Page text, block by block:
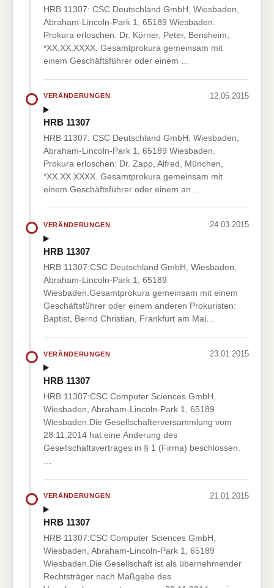
HRB 11307: CSC Deutschland GmbH, Wiesbaden,
Abraham-Lincoln-Park 1, 65189 Wiesbaden.
Prokura erloschen: Dr. Körner, Peter, Bensheim,
*XX.XX.XXXX. Gesamtprokura gemeinsam mit
einem Geschäftsführer oder einem …
VERÄNDERUNGEN 12.05.2015
HRB 11307
HRB 11307: CSC Deutschland GmbH, Wiesbaden,
Abraham-Lincoln-Park 1, 65189 Wiesbaden.
Prokura erloschen: Dr. Zapp, Alfred, München,
*XX.XX.XXXX. Gesamtprokura gemeinsam mit
einem Geschäftsführer oder einem an…
VERÄNDERUNGEN 24.03.2015
HRB 11307
HRB 11307:CSC Deutschland GmbH, Wiesbaden,
Abraham-Lincoln-Park 1, 65189
Wiesbaden.Gesamtprokura gemeinsam mit einem
Geschäftsführer oder einem anderen Prokuristen:
Baptist, Bernd Christian, Frankfurt am Mai…
VERÄNDERUNGEN 23.01.2015
HRB 11307
HRB 11307:CSC Computer Sciences GmbH,
Wiesbaden, Abraham-Lincoln-Park 1, 65189
Wiesbaden.Die Gesellschafterversammlung vom
28.11.2014 hat eine Änderung des
Gesellschaftsvertrages in § 1 (Firma) beschlossen.
VERÄNDERUNGEN 21.01.2015
HRB 11307
HRB 11307:CSC Computer Sciences GmbH,
Wiesbaden, Abraham-Lincoln-Park 1, 65189
Wiesbaden.Die Gesellschaft ist als übernehmender
Rechtsträger nach Maßgabe des